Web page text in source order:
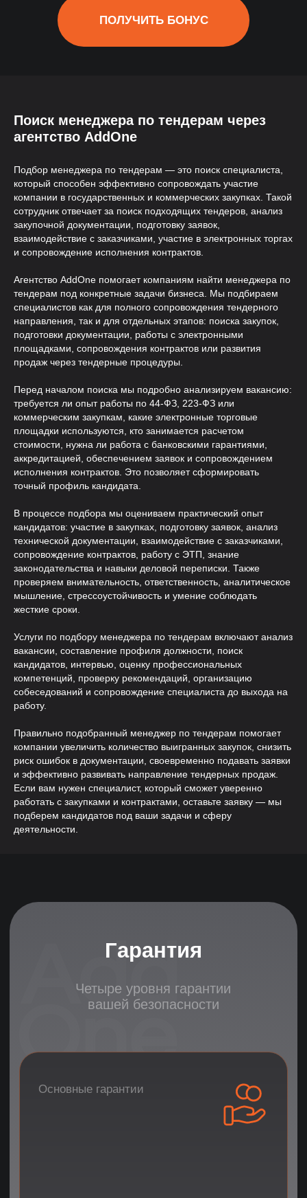
От ежедневных отчетов до
Гарантия до 180 дней
Бесплатная замена специалиста +
3 тестовых дня
Профильная экспертиза
Знаем все нюансы найма таргетолога и
точные критерии оценки
База 50 000+ специалистов
Автоматический поиск и
отбор кандидатов 24/7
Поиск менеджера по тендерам через
агентство AddOne
Подбор менеджера по тендерам — это поиск специалиста,
который способен эффективно сопровождать участие
компании в государственных и коммерческих закупках. Такой
сотрудник отвечает за поиск подходящих тендеров, анализ
закупочной документации, подготовку заявок,
взаимодействие с заказчиками, участие в электронных торгах
и сопровождение исполнения контрактов.
Агентство AddOne помогает компаниям найти менеджера по
тендерам под конкретные задачи бизнеса. Мы подбираем
специалистов как для полного сопровождения тендерного
направления, так и для отдельных этапов: поиска закупок,
подготовки документации, работы с электронными
площадками, сопровождения контрактов или развития
продаж через тендерные процедуры.
Перед началом поиска мы подробно анализируем вакансию:
требуется ли опыт работы по 44-ФЗ, 223-ФЗ или
коммерческим закупкам, какие электронные торговые
площадки используются, кто занимается расчетом
стоимости, нужна ли работа с банковскими гарантиями,
аккредитацией, обеспечением заявок и сопровождением
исполнения контрактов. Это позволяет сформировать
точный профиль кандидата.
В процессе подбора мы оцениваем практический опыт
кандидатов: участие в закупках, подготовку заявок, анализ
технической документации, взаимодействие с заказчиками,
сопровождение контрактов, работу с ЭТП, знание
законодательства и навыки деловой переписки. Также
проверяем внимательность, ответственность, аналитическое
мышление, стрессоустойчивость и умение соблюдать
жесткие сроки.
Услуги по подбору менеджера по тендерам включают анализ
вакансии, составление профиля должности, поиск
кандидатов, интервью, оценку профессиональных
компетенций, проверку рекомендаций, организацию
собеседований и сопровождение специалиста до выхода на
работу.
Правильно подобранный менеджер по тендерам помогает
компании увеличить количество выигранных закупок, снизить
риск ошибок в документации, своевременно подавать заявки
и эффективно развивать направление тендерных продаж.
Если вам нужен специалист, который сможет уверенно
работать с закупками и контрактами, оставьте заявку — мы
подберем кандидатов под ваши задачи и сферу
деятельности.
Гарантия
Четыре уровня гарантии
вашей безопасности
Возврат средств
Возврат предоплаты при
несоблюдении сроков
3 тестовых дня бесплатно
Качество
Бесплатная замена специалиста
Основные гарантии